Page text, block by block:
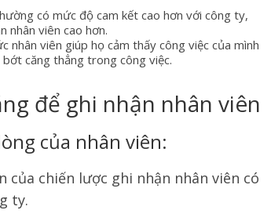
có mức độ cam kết cao hơn với công ty,
nhân viên cao hơn.
nhân viên giúp họ cảm thấy công việc của mình
căng thẳng trong công việc.
để ghi nhận nhân viên
của nhân viên:
của chiến lược ghi nhận nhân viên có
ty.